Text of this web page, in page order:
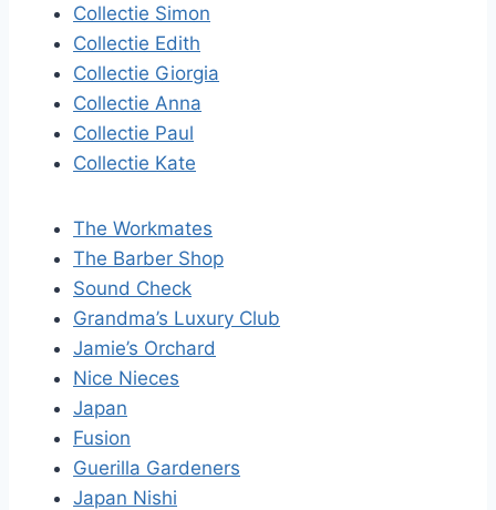
Collectie Simon
Collectie Edith
Collectie Giorgia
Collectie Anna
Collectie Paul
Collectie Kate
The Workmates
The Barber Shop
Sound Check
Grandma’s Luxury Club
Jamie’s Orchard
Nice Nieces
Japan
Fusion
Guerilla Gardeners
Japan Nishi